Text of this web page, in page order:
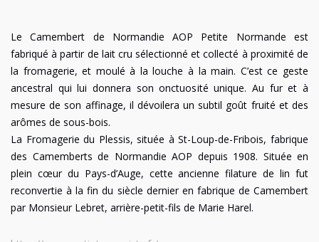
Le Camembert de Normandie AOP Petite Normande est
fabriqué à partir de lait cru sélectionné et collecté à proximité de
la fromagerie, et moulé à la louche à la main. C’est ce geste
ancestral qui lui donnera son onctuosité unique. Au fur et à
mesure de son affinage, il dévoilera un subtil goût fruité et des
arômes de sous-bois.
La Fromagerie du Plessis, située à St-Loup-de-Fribois, fabrique
des Camemberts de Normandie AOP depuis 1908. Située en
plein cœur du Pays-d’Auge, cette ancienne filature de lin fut
reconvertie à la fin du siècle dernier en fabrique de Camembert
par Monsieur Lebret, arrière-petit-fils de Marie Harel.